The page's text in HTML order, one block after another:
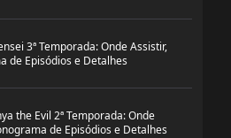
3ª Temporada: Onde Assistir,
de Episódios e Detalhes
the Evil 2ª Temporada: Onde
de Episódios e Detalhes